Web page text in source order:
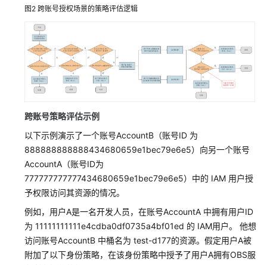
图2 跨账号授权场景的策略评估逻辑
跨账号策略评估示例
以下示例演示了一个账号AccountB（账号ID 为
888888888888434680659e1bec79e6e5）向另一个账号
AccountA（账号ID为
777777777777434680659e1bec79e6e5）中的 IAM 用户授
予权限访问其资源的情况。
例如，用户A是一名开发人员，在账号AccountA 中拥有用户ID
为 11111111111e4cdba0df0735a4bf01ed 的 IAM用户。 他想
访问账号AccountB 中桶名为 test-d177的资源。假定用户A被
附加了以下身份策略，在该身份策略中授予了用户A拥有OBS服